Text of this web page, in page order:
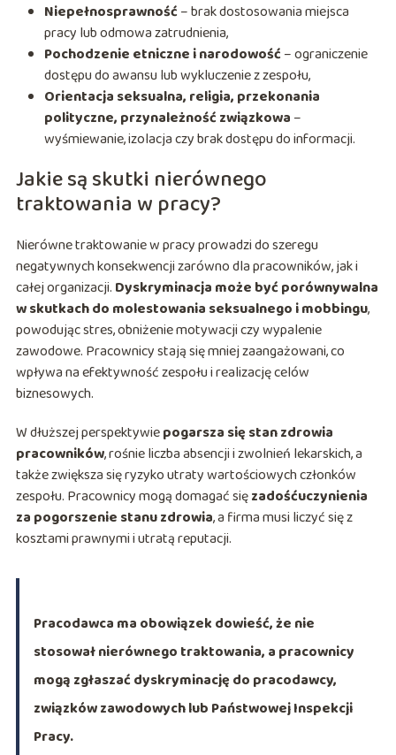
Niepełnosprawność – brak dostosowania miejsca
pracy lub odmowa zatrudnienia,
Pochodzenie etniczne i narodowość – ograniczenie
dostępu do awansu lub wykluczenie z zespołu,
Orientacja seksualna, religia, przekonania
polityczne, przynależność związkowa –
wyśmiewanie, izolacja czy brak dostępu do informacji.
Jakie są skutki nierównego
traktowania w pracy?
Nierówne traktowanie w pracy prowadzi do szeregu
negatywnych konsekwencji zarówno dla pracowników, jak i
całej organizacji. Dyskryminacja może być porównywalna
w skutkach do molestowania seksualnego i mobbingu,
powodując stres, obniżenie motywacji czy wypalenie
zawodowe. Pracownicy stają się mniej zaangażowani, co
wpływa na efektywność zespołu i realizację celów
biznesowych.
W dłuższej perspektywiepogarsza się stan zdrowia
pracowników, rośnie liczba absencji i zwolnień lekarskich, a
także zwiększa się ryzyko utraty wartościowych członków
zespołu. Pracownicy mogą domagać sięzadośćuczynienia
za pogorszenie stanu zdrowia, a firma musi liczyć się z
kosztami prawnymi i utratą reputacji.
Pracodawca ma obowiązek dowieść, że nie
stosował nierównego traktowania, a pracownicy
mogą zgłaszać dyskryminację do pracodawcy,
związków zawodowych lub Państwowej Inspekcji
Pracy.